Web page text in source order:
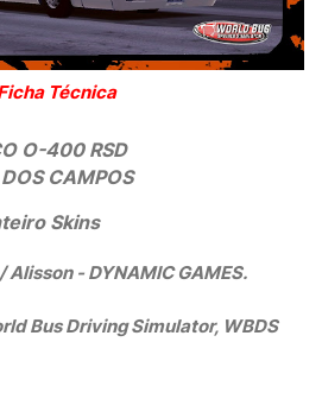
Técnica
O-400 RSD
CAMPOS
Skins
Alisson - DYNAMIC GAMES.
Bus Driving Simulator, WBDS